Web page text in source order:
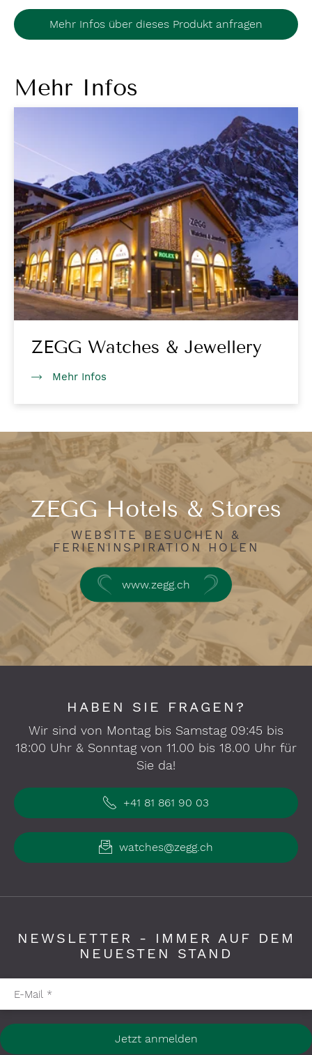
Mehr Infos über dieses Produkt anfragen
Mehr Infos
ZEGG Watches & Jewellery
Mehr Infos
ZEGG Hotels & Stores
WEBSITE BESUCHEN &
FERIENINSPIRATION HOLEN
www.zegg.ch
HABEN SIE FRAGEN?
Wir sind von Montag bis Samstag 09:45 bis
18:00 Uhr & Sonntag von 11.00 bis 18.00 Uhr für
Sie da!
+41 81 861 90 03
watches@zegg.ch
NEWSLETTER - IMMER AUF DEM
NEUESTEN STAND
Pflichtfelder bitte ausfüllen
E-Mail *
Jetzt anmelden